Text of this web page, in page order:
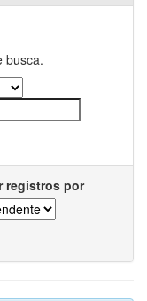
busca.
registros por